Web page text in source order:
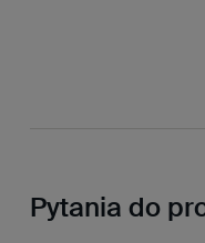
Pytania do